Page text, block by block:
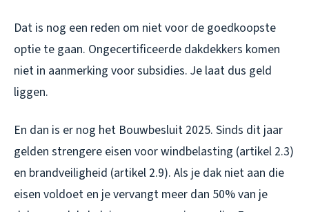
Dat is nog een reden om niet voor de goedkoopste
optie te gaan. Ongecertificeerde dakdekkers komen
niet in aanmerking voor subsidies. Je laat dus geld
liggen.
En dan is er nog het Bouwbesluit 2025. Sinds dit jaar
gelden strengere eisen voor windbelasting (artikel 2.3)
en brandveiligheid (artikel 2.9). Als je dak niet aan die
eisen voldoet en je vervangt meer dan 50% van je